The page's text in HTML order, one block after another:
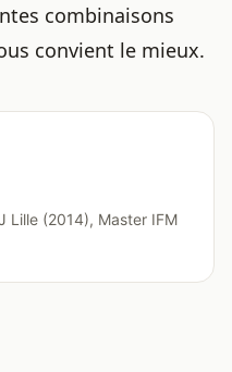
combinaisons
convient le mieux.
Lille (2014), Master IFM